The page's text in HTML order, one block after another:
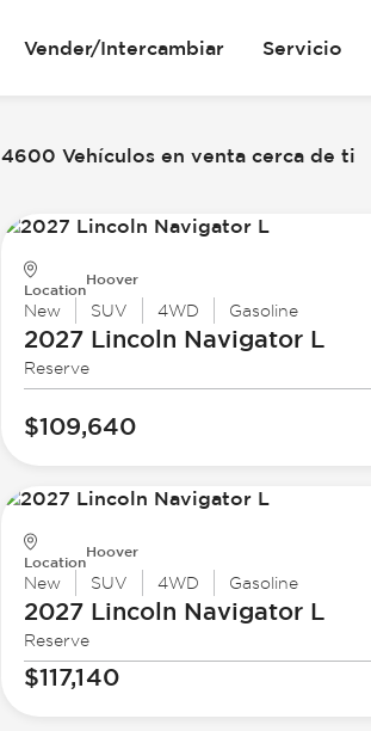
Vender/Intercambiar Servicio
4600 Vehículos en venta cerca de ti
Location
Hoover
New SUV 4WD Gasoline
2027 Lincoln Navigator L
Reserve
$109,640
Location
Hoover
New SUV 4WD Gasoline
2027 Lincoln Navigator L
Reserve
$117,140